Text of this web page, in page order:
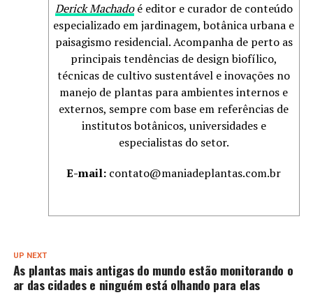
Derick Machadoé editor e curador de conteúdo
especializado em jardinagem, botânica urbana e
paisagismo residencial. Acompanha de perto as
principais tendências de design biofílico,
técnicas de cultivo sustentável e inovações no
manejo de plantas para ambientes internos e
externos, sempre com base em referências de
institutos botânicos, universidades e
especialistas do setor.
E-mail: contato@maniadeplantas.com.br
UP NEXT
As plantas mais antigas do mundo estão monitorando o
ar das cidades e ninguém está olhando para elas